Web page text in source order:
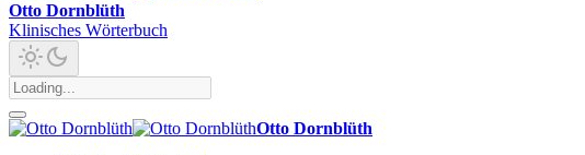
Otto Dornblüth
Klinisches Wörterbuch
Otto Dornblüth